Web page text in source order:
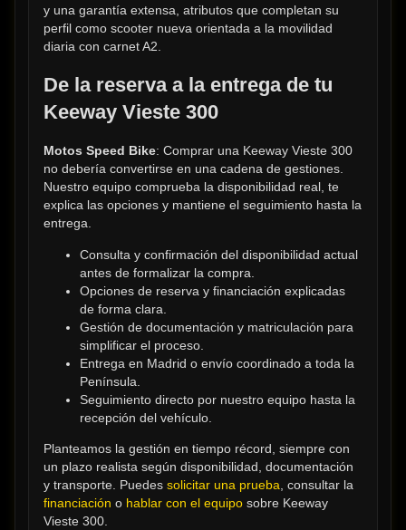
y una garantía extensa, atributos que completan su
perfil como scooter nueva orientada a la movilidad
diaria con carnet A2.
De la reserva a la entrega de tu
Keeway Vieste 300
Motos Speed Bike: Comprar una Keeway Vieste 300
no debería convertirse en una cadena de gestiones.
Nuestro equipo comprueba la disponibilidad real, te
explica las opciones y mantiene el seguimiento hasta la
entrega.
Consulta y confirmación del disponibilidad actual
antes de formalizar la compra.
Opciones de reserva y financiación explicadas
de forma clara.
Gestión de documentación y matriculación para
simplificar el proceso.
Entrega en Madrid o envío coordinado a toda la
Península.
Seguimiento directo por nuestro equipo hasta la
recepción del vehículo.
Planteamos la gestión en tiempo récord, siempre con
un plazo realista según disponibilidad, documentación
y transporte. Puedes solicitar una prueba
financiación o hablar con el equipo sobre Keeway
Vieste 300.